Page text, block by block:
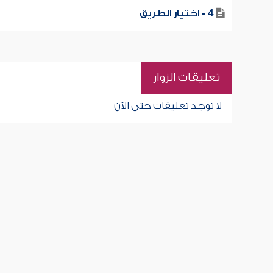
4 - اختيار الطريق
تعليقات الزوار
لا توجد تعليقات حتى الآن